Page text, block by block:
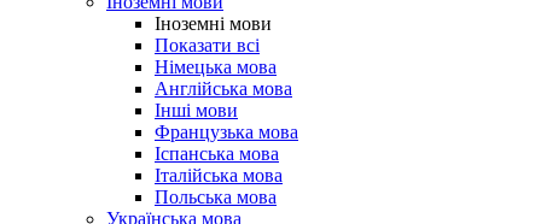
Іноземні мови
Показати всі
Німецька мова
Англійська мова
Інші мови
Французька мова
Іспанська мова
Італійська мова
Польська мова
Українська мова